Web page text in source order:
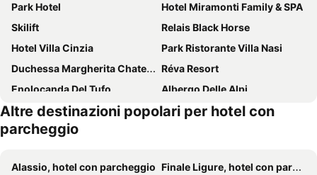
Park Hotel
Hotel Miramonti Family & SPA
Skilift
Relais Black Horse
Hotel Villa Cinzia
Park Ristorante Villa Nasi
Duchessa Margherita Chateaux & Hotels
Réva Resort
Enolocanda Del Tufo
Albergo Delle Alpi
Albergo della Ceramica
Bene Vagienna Holiday House
Hotel Portici
La Botalla Agriturismo
Hotel Palazzo Di Mezzo
Altre destinazioni popolari per hotel con
parcheggio
Alassio, hotel con parcheggio Finale Ligure, hotel con parcheggio